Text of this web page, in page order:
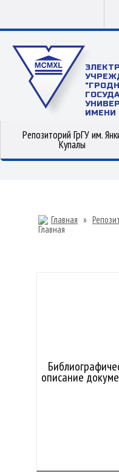
ИМЕНИ
Репозиторий ГрГУ им.
Купалы
Главная »
описание